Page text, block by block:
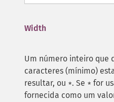
Width
Um número inteiro que
caracteres (mínimo)
resultar, ou *. Se * for
fornecida como um